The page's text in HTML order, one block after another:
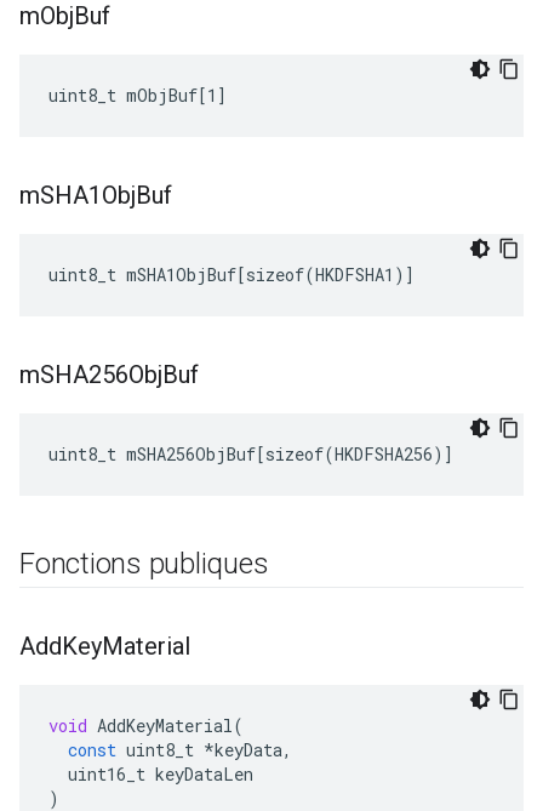
mObjBuf
uint8_t mObjBuf[1]
mSHA1ObjBuf
uint8_t mSHA1ObjBuf[sizeof(HKDFSHA1)]
mSHA256ObjBuf
uint8_t mSHA256ObjBuf[sizeof(HKDFSHA256)]
Fonctions publiques
AddKeyMaterial
void AddKeyMaterial(
const uint8_t *keyData,
uint16_t keyDataLen
)